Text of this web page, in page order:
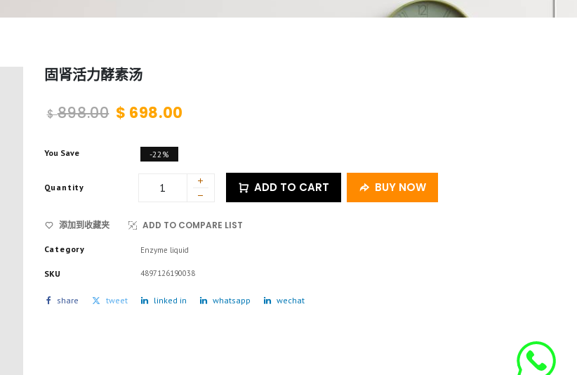
固肾活力酵素汤
$898.00 $ 698.00
You Save -22%
Quantity ADD TO CART BUY NOW
ADD TO COMPARE LIST
添加到收藏夹
Category Enzyme liquid
SKU 4897126190038
share tweet linked in whatsapp wechat